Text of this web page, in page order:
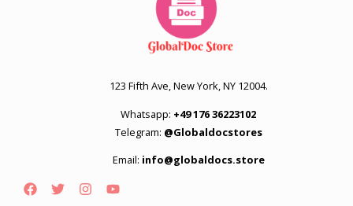
123 Fifth Ave, New York, NY 12004.
Whatsapp: +49 176 36223102
Telegram: @Globaldocstores
Email: info@globaldocs.store